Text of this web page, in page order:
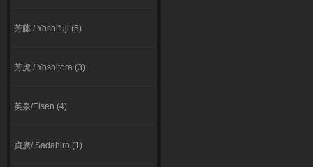
芳藤 / Yoshifuji (5)
芳虎 / Yoshitora (3)
英泉/Eisen (4)
貞廣/ Sadahiro (1)